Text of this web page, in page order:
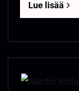
Lue lisää